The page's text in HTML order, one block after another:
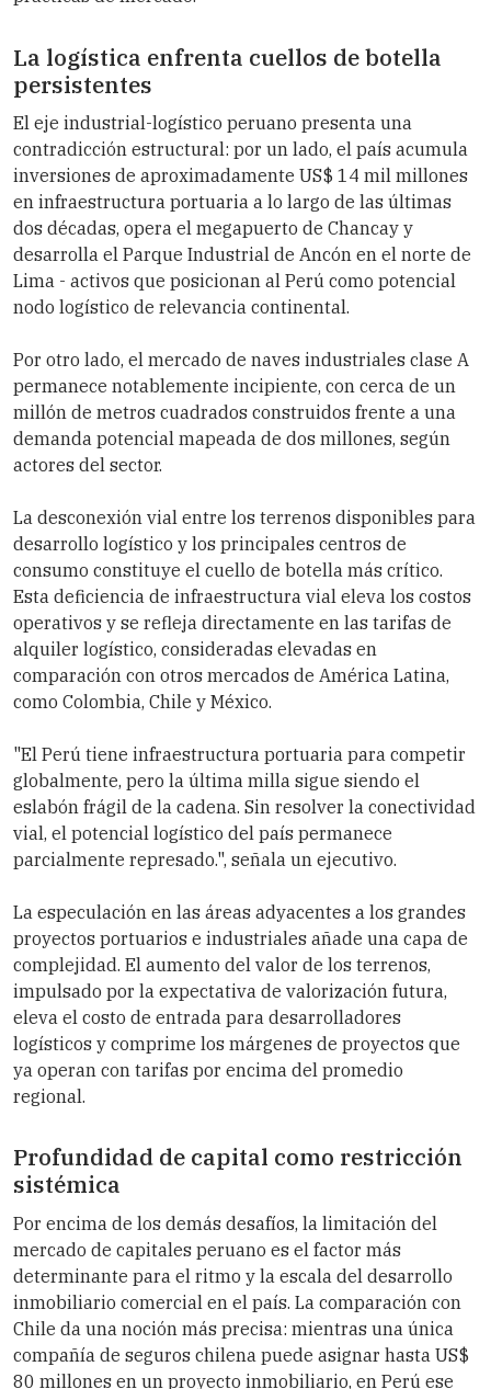
La logística enfrenta cuellos de botella
persistentes
El eje industrial-logístico peruano presenta una
contradicción estructural: por un lado, el país acumula
inversiones de aproximadamente US$ 14 mil millones
en infraestructura portuaria a lo largo de las últimas
dos décadas, opera el megapuerto de Chancay y
desarrolla el Parque Industrial de Ancón en el norte de
Lima - activos que posicionan al Perú como potencial
nodo logístico de relevancia continental.
Por otro lado, el mercado de naves industriales clase A
permanece notablemente incipiente, con cerca de un
millón de metros cuadrados construidos frente a una
demanda potencial mapeada de dos millones, según
actores del sector.
La desconexión vial entre los terrenos disponibles para
desarrollo logístico y los principales centros de
consumo constituye el cuello de botella más crítico.
Esta deficiencia de infraestructura vial eleva los costos
operativos y se refleja directamente en las tarifas de
alquiler logístico, consideradas elevadas en
comparación con otros mercados de América Latina,
como Colombia, Chile y México.
"El Perú tiene infraestructura portuaria para competir
globalmente, pero la última milla sigue siendo el
eslabón frágil de la cadena. Sin resolver la conectividad
vial, el potencial logístico del país permanece
parcialmente represado.", señala un ejecutivo.
La especulación en las áreas adyacentes a los grandes
proyectos portuarios e industriales añade una capa de
complejidad. El aumento del valor de los terrenos,
impulsado por la expectativa de valorización futura,
eleva el costo de entrada para desarrolladores
logísticos y comprime los márgenes de proyectos que
ya operan con tarifas por encima del promedio
regional.
Profundidad de capital como restricción
sistémica
Por encima de los demás desafíos, la limitación del
mercado de capitales peruano es el factor más
determinante para el ritmo y la escala del desarrollo
inmobiliario comercial en el país. La comparación con
Chile da una noción más precisa: mientras una única
compañía de seguros chilena puede asignar hasta US$
80 millones en un proyecto inmobiliario, en Perú ese